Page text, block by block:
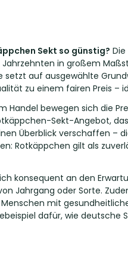
Sekt so günstig?
in großem
setzt auf ausgewählte
zu einem fairen Preis –
Handel bewegen sich die
Sekt-Angebot,
Überblick verschaffen –
Rotkäppchen gilt als
konsequent an den
Jahrgang oder Sorte.
mit
dafür, wie deutsche